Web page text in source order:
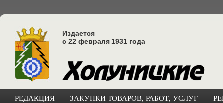
Издается
с 22 февраля 1931 года
РЕДАКЦИЯ ЗАКУПКИ ТОВАРОВ, РАБОТ, УСЛУГ